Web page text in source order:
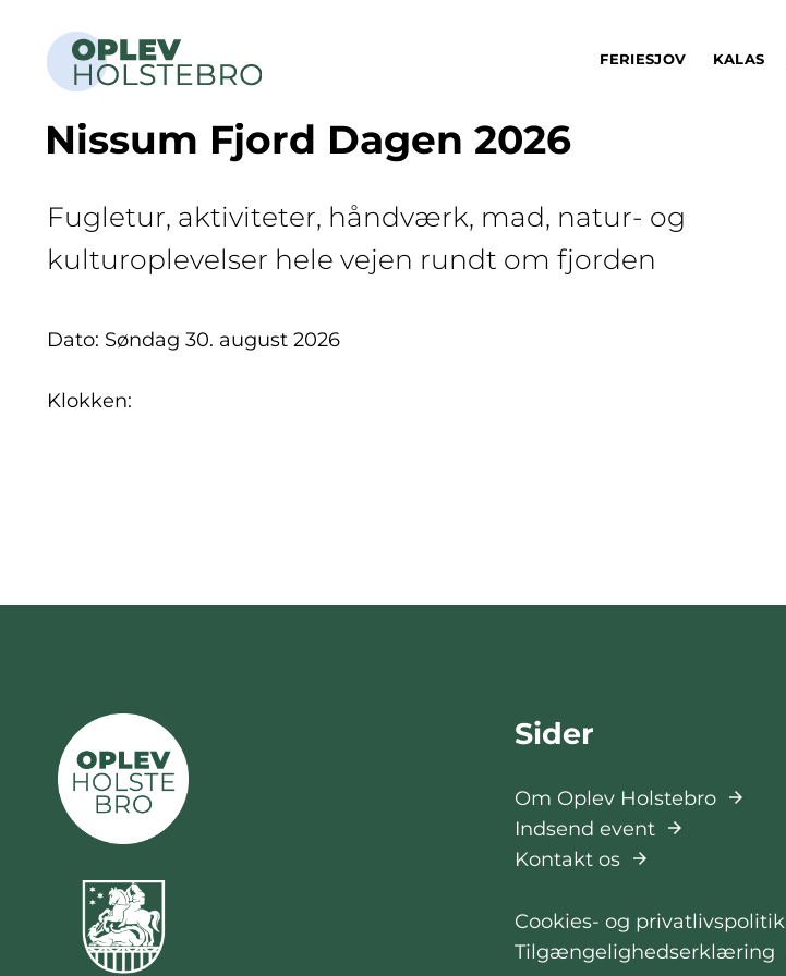
FERIESJOV KALAS
Nissum Fjord Dagen 2026
Fugletur, aktiviteter, håndværk, mad, natur- og
kulturoplevelser hele vejen rundt om fjorden
Dato: Søndag 30. august 2026
Klokken:
Sider
Om Oplev Holstebro
Indsend event
Kontakt os
Cookies- og privatlivspolitik
Tilgængelighedserklæring